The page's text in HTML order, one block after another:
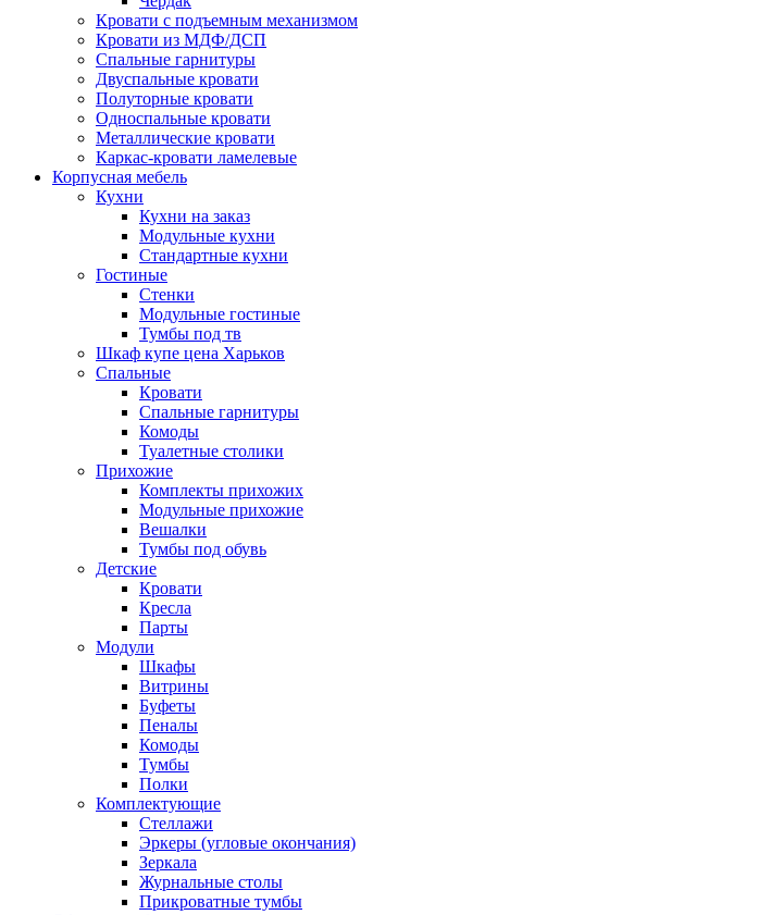
Кровати с подъемным механизмом
Кровати из МДФ/ДСП
Спальные гарнитуры
Двуспальные кровати
Полуторные кровати
Односпальные кровати
Металлические кровати
Каркас-кровати ламелевые
Корпусная мебель
Кухни
Кухни на заказ
Модульные кухни
Стандартные кухни
Гостиные
Стенки
Модульные гостиные
Тумбы под тв
Шкаф купе цена Харьков
Спальные
Кровати
Спальные гарнитуры
Комоды
Туалетные столики
Прихожие
Комплекты прихожих
Модульные прихожие
Вешалки
Тумбы под обувь
Детские
Кровати
Кресла
Парты
Модули
Шкафы
Витрины
Буфеты
Пеналы
Комоды
Тумбы
Полки
Комплектующие
Стеллажи
Эркеры (угловые окончания)
Зеркала
Журнальные столы
Прикроватные тумбы